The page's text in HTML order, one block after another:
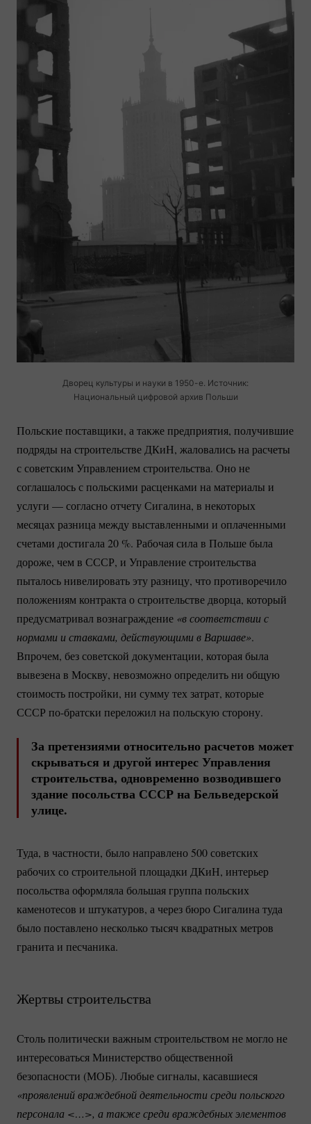
Дворец культуры и науки в 1950-е. Источник:
Национальный цифровой архив Польши
Польские поставщики, а также предприятия, получившие
подряды на строительстве ДКиН, жаловались на расчеты
с советским Управлением строительства. Оно не
соглашалось с польскими расценками на материалы и
услуги — согласно отчету Сигалина, в некоторых
месяцах разница между выставленными и оплаченными
счетами достигала20 %. Рабочая сила в Польше была
дороже, чем в СССР, и Управление строительства
пыталось нивелировать эту разницу, что противоречило
положениям контракта о строительстве дворца, который
предусматривал вознаграждение «в соответствии с
нормами и ставками, действующими в Варшаве».
Впрочем, без советской документации, которая была
вывезена в Москву, невозможно определить ни общую
стоимость постройки, ни сумму тех затрат, которые
СССР по-братски переложил на польскую сторону.
За претензиями относительно расчетов может
скрываться и другой интерес Управления
строительства, одновременно возводившего
здание посольства СССР на Бельведерской
улице.
Туда, в частности, было направлено 500 советских
рабочих со строительной площадки ДКиН, интерьер
посольства оформляла большая группа польских
каменотесов и штукатуров, а через бюро Сигалина туда
было поставлено несколько тысяч квадратных метров
гранита и песчаника.
Жертвы строительства
Столь политически важным строительством не могло не
интересоваться Министерство общественной
безопасности (МОБ). Любые сигналы, касавшиеся
«проявлений враждебной деятельности среди польского
персонала <…>, а также среди враждебных элементов